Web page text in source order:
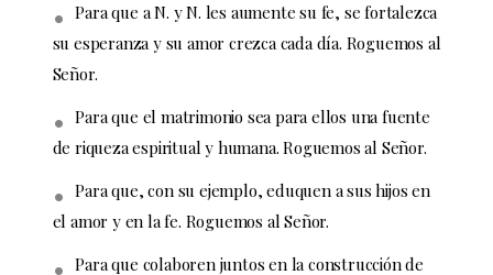
Para que a N. y N. les aumente su fe, se fortalezca
su esperanza y su amor crezca cada día. Roguemos al
Señor.
Para que el matrimonio sea para ellos una fuente
de riqueza espiritual y humana. Roguemos al Señor.
Para que, con su ejemplo, eduquen a sus hijos en
el amor y en la fe. Roguemos al Señor.
Para que colaboren juntos en la construcción de